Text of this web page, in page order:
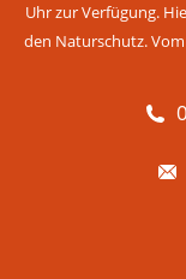
Uhr zur Verfügung.
den Naturschutz.